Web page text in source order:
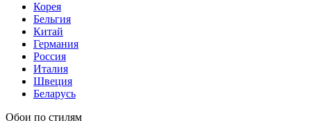
Корея
Бельгия
Китай
Германия
Россия
Италия
Швеция
Беларусь
Обои по стилям